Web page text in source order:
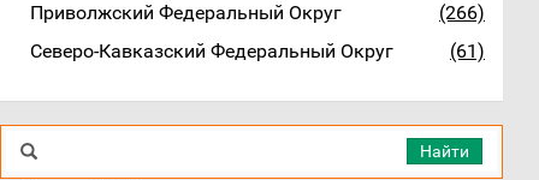
Приволжский Федеральный Округ
(266)
Северо-Кавказский Федеральный Округ
(61)
Найти